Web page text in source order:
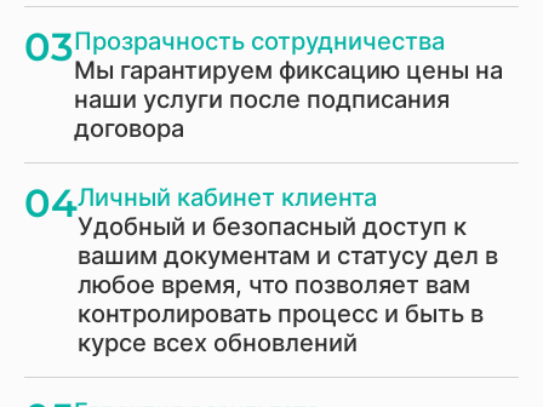
03Прозрачность сотрудничества
Мы гарантируем фиксацию цены на
наши услуги после подписания
договора
04Личный кабинет клиента
Удобный и безопасный доступ к
вашим документам и статусу дел в
любое время, что позволяет вам
контролировать процесс и быть в
курсе всех обновлений